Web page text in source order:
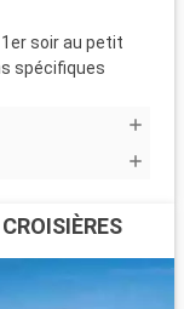
soir au petit
spécifiques